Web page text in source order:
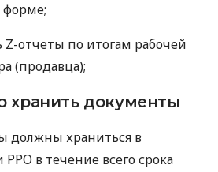
форме;
отчеты по итогам рабочей
(продавца);
хранить документы
должны храниться в
в течение всего срока